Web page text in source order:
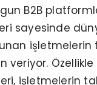
B2B
sayesinde
işletmelerin
veriyor. Özellikle
işletmelerin